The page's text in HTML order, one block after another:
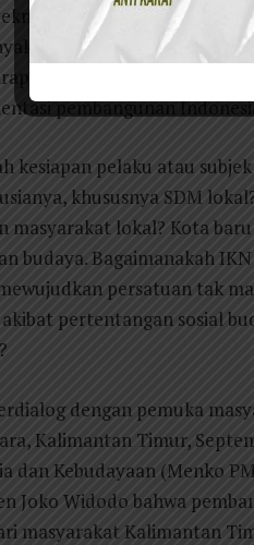
Gemuruh
upaya percepatan
menjadi simbol baru
pembangunan
kesiapan pelaku atau
khususnya SDM
masyarakat lokal? Kota
budaya. Bagaimanakah
persatuan tak
pertentangan sosial
dengan pemuka
Kalimantan Timur,
dan Kebudayaan (Menko
Joko Widodo bahwa
masyarakat Kalimantan